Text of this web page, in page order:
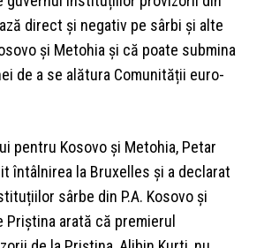
direct și negativ pe sârbi și alte
și Metohia și că poate submina
de a se alătura Comunității euro-
pentru Kosovo și Metohia, Petar
întâlnirea la Bruxelles și a declarat
sârbe din P.A. Kosovo și
arată că premierul